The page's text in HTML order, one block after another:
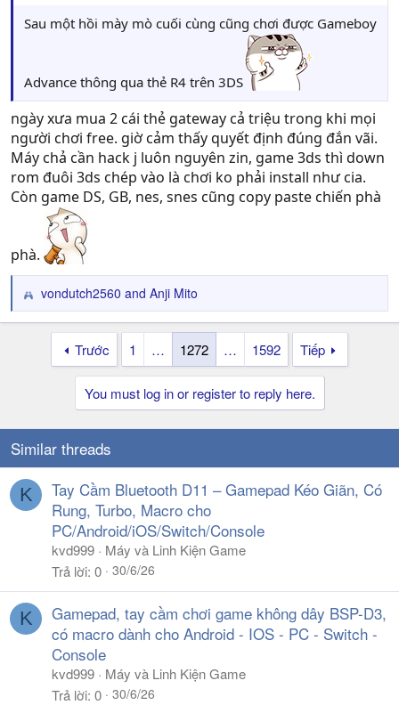
Sau một hồi mày mò cuối cùng cũng chơi được Gameboy
Advance thông qua thẻ R4 trên 3DS
ngày xưa mua 2 cái thẻ gateway cả triệu trong khi mọi
người chơi free. giờ cảm thấy quyết định đúng đắn vãi.
Máy chả cần hack j luôn nguyên zin, game 3ds thì down
rom đuôi 3ds chép vào là chơi ko phải install như cia.
Còn game DS, GB, nes, snes cũng copy paste chiến phà
phà.
R
e
s
:
vondutch2560 and Anji Mito
Trước 1 … 1272 … 1592 Tiếp
You must log in or register to reply here.
Similar threads
K
Tay Cầm Bluetooth D11 – Gamepad Kéo Giãn, Có
Rung, Turbo, Macro cho
PC/Android/iOS/Switch/Console
kvd999
Máy và Linh Kiện Game
Trả lời 0 30/6/26
K
Gamepad, tay cầm chơi game không dây BSP-D3,
có macro dành cho Android - IOS - PC - Switch -
Console
kvd999
Máy và Linh Kiện Game
Trả lời 0 30/6/26